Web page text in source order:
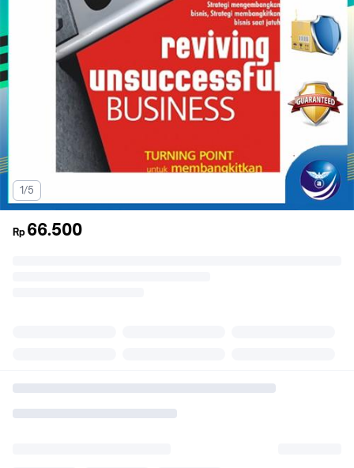
1/5
Rp 66.500